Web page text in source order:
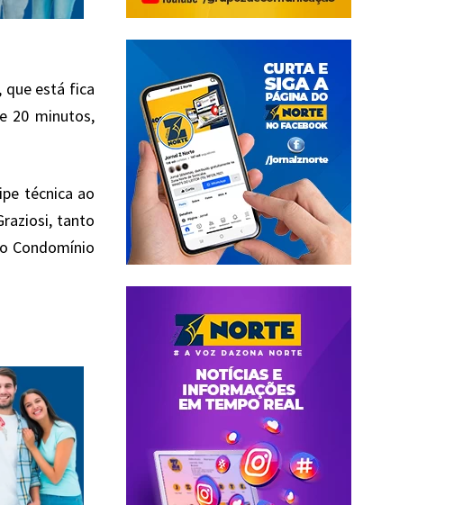
que está fica
20 minutos,
técnica ao
tanto
Condomínio